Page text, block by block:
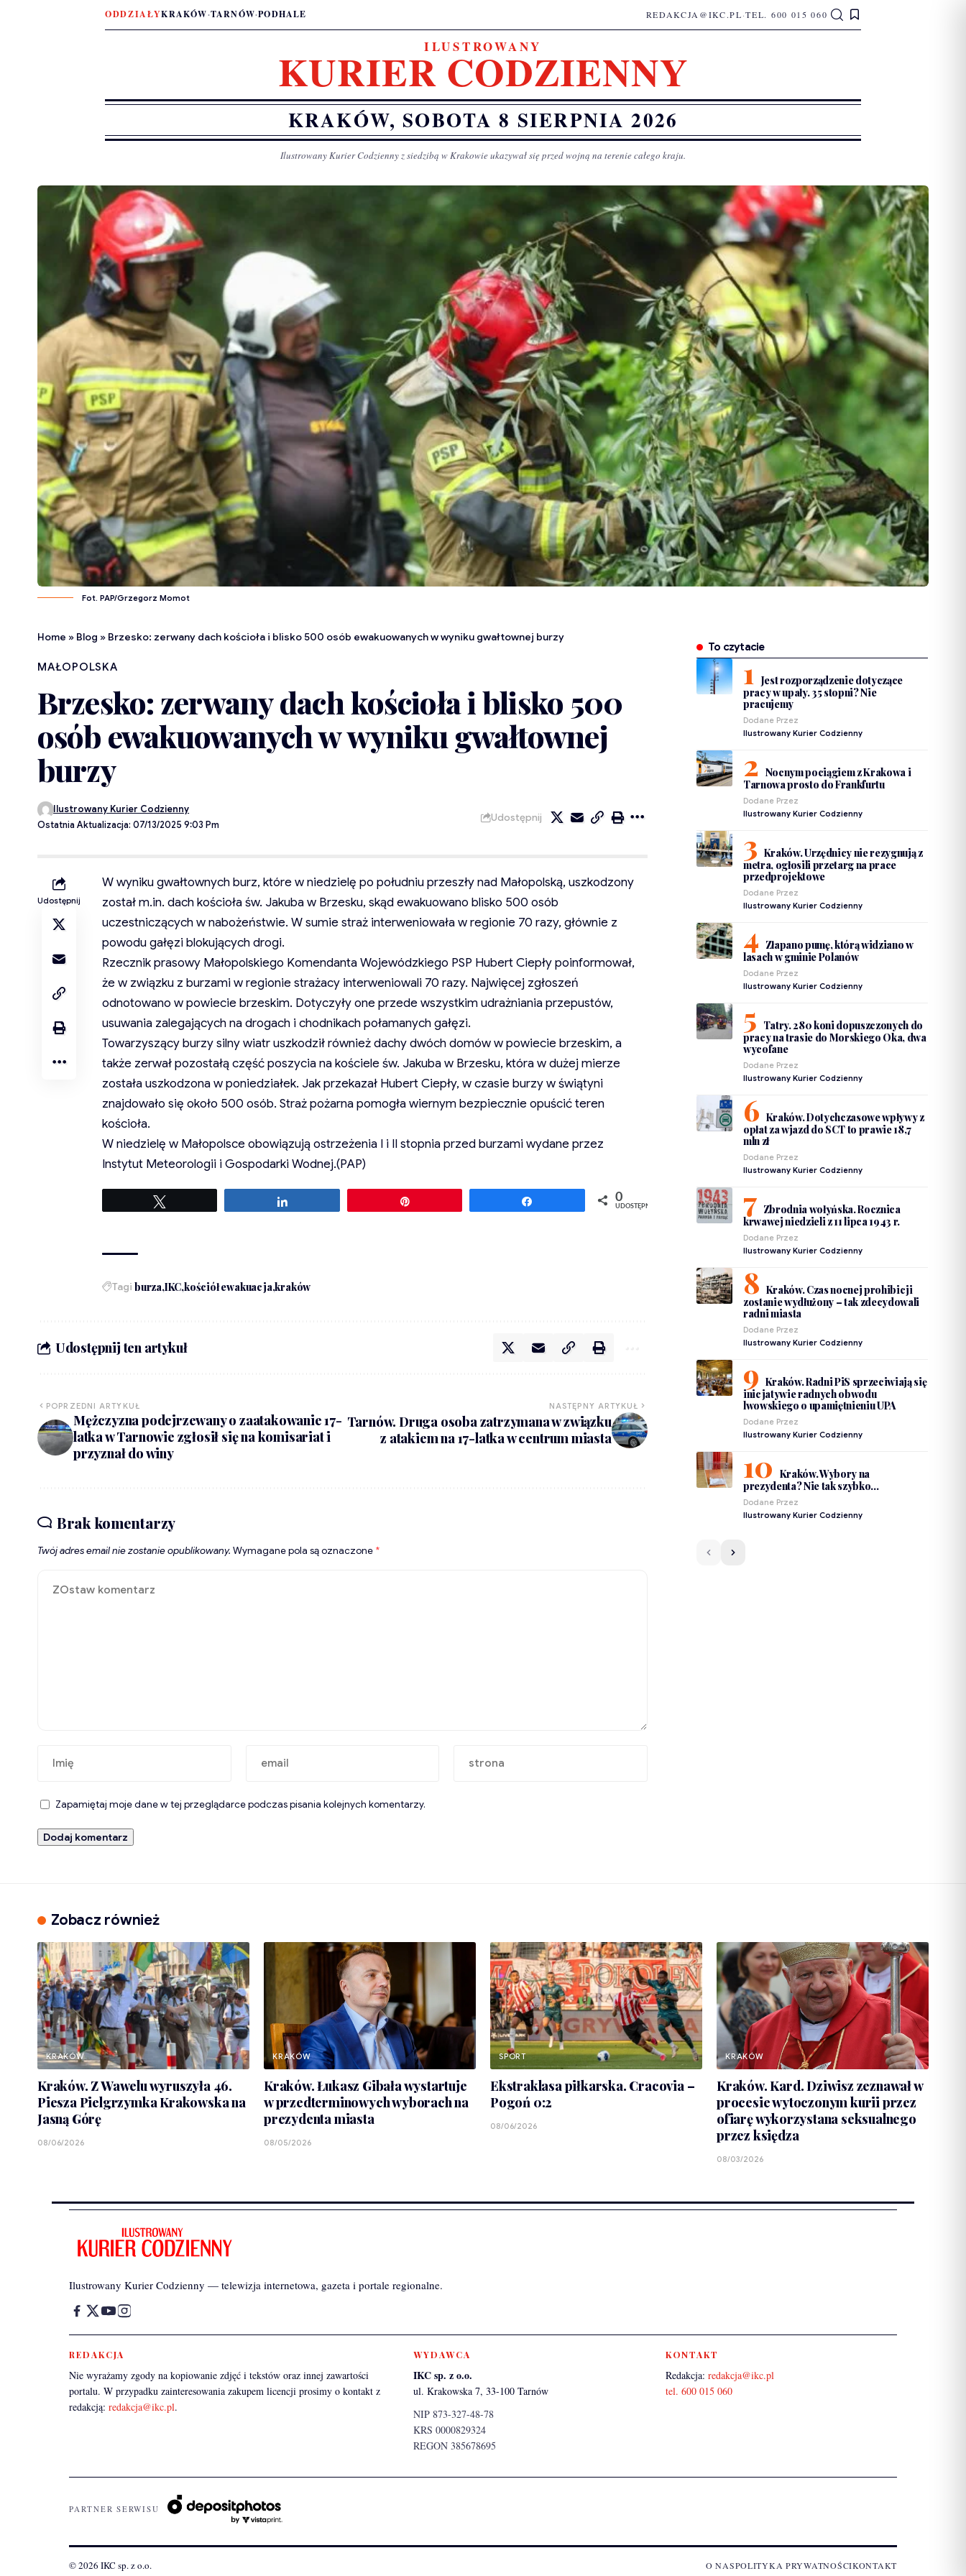
ODDZIAŁYKRAKÓW·TARNÓW·PODHALE REDAKCJA@IKC.PL·TEL. 600 015 060
ILUSTROWANY
KURIER CODZIENNY
KRAKÓW, SOBOTA 8 SIERPNIA 2026
Ilustrowany Kurier Codzienny z siedzibą w Krakowie ukazywał się przed wojną na terenie całego kraju.
Fot. PAP/Grzegorz Momot
Home » Blog » Brzesko: zerwany dach kościoła i blisko 500 osób ewakuowanych w wyniku gwałtownej burzy
MAŁOPOLSKA
Brzesko: zerwany dach kościoła i blisko 500
osób ewakuowanych w wyniku gwałtownej
burzy
Ostatnia Aktualizacja: 07/13/2025 9:03 Pm
Ilustrowany Kurier Codzienny
Udostępnij
Udostępnij
W wyniku gwałtownych burz, które w niedzielę po południu przeszły nad Małopolską, uszkodzony
został m.in. dach kościoła św. Jakuba w Brzesku, skąd ewakuowano blisko 500 osób
uczestniczących w nabożeństwie. W sumie straż interweniowała w regionie 70 razy, głównie z
powodu gałęzi blokujących drogi.
Rzecznik prasowy Małopolskiego Komendanta Wojewódzkiego PSP Hubert Ciepły poinformował,
że w związku z burzami w regionie strażacy interweniowali 70 razy. Najwięcej zgłoszeń
odnotowano w powiecie brzeskim. Dotyczyły one przede wszystkim udrażniania przepustów,
usuwania zalegających na drogach i chodnikach połamanych gałęzi.
Towarzyszący burzy silny wiatr uszkodził również dachy dwóch domów w powiecie brzeskim, a
także zerwał pozostałą część poszycia na kościele św. Jakuba w Brzesku, która w dużej mierze
została uszkodzona w poniedziałek. Jak przekazał Hubert Ciepły, w czasie burzy w świątyni
znajdowało się około 500 osób. Straż pożarna pomogła wiernym bezpiecznie opuścić teren
kościoła.
W niedzielę w Małopolsce obowiązują ostrzeżenia I i II stopnia przed burzami wydane przez
Instytut Meteorologii i Gospodarki Wodnej.(PAP)
0
UDOSTĘPNIEŃ
Tagi burza IKC kościół ewakuacja kraków
Udostępnij ten artykuł
POPRZEDNI ARTYKUŁ
Mężczyzna podejrzewany o zaatakowanie 17-
latka w Tarnowie zgłosił się na komisariat i
przyznał do winy
NASTĘPNY ARTYKUŁ
Tarnów. Druga osoba zatrzymana w związku
z atakiem na 17-latka w centrum miasta
Brak komentarzy
Twój adres email nie zostanie opublikowany. Wymagane pola są oznaczone *
Zapamiętaj moje dane w tej przeglądarce podczas pisania kolejnych komentarzy.
To czytacie
Jest rozporządzenie dotyczące
pracy w upały. 35 stopni? Nie
pracujemy
Dodane Przez
Ilustrowany Kurier Codzienny
Nocnym pociągiem z Krakowa i
Tarnowa prosto do Frankfurtu
Dodane Przez
Ilustrowany Kurier Codzienny
Kraków. Urzędnicy nie rezygnują z
metra, ogłosili przetarg na prace
przedprojektowe
Dodane Przez
Ilustrowany Kurier Codzienny
Złapano pumę, którą widziano w
lasach w gminie Polanów
Dodane Przez
Ilustrowany Kurier Codzienny
Tatry. 280 koni dopuszczonych do
pracy na trasie do Morskiego Oka, dwa
wycofane
Dodane Przez
Ilustrowany Kurier Codzienny
Kraków. Dotychczasowe wpływy z
opłat za wjazd do SCT to prawie 18,7
mln zł
Dodane Przez
Ilustrowany Kurier Codzienny
Zbrodnia wołyńska. Rocznica
krwawej niedzieli z 11 lipca 1943 r.
Dodane Przez
Ilustrowany Kurier Codzienny
Kraków. Czas nocnej prohibicji
zostanie wydłużony – tak zdecydowali
radni miasta
Dodane Przez
Ilustrowany Kurier Codzienny
Kraków. Radni PiS sprzeciwiają się
inicjatywie radnych obwodu
lwowskiego o upamiętnieniu UPA
Dodane Przez
Ilustrowany Kurier Codzienny
Kraków. Wybory na
prezydenta? Nie tak szybko…
Dodane Przez
Ilustrowany Kurier Codzienny
Zobacz również
KRAKÓW
Kraków. Z Wawelu wyruszyła 46.
Piesza Pielgrzymka Krakowska na
Jasną Górę
08/06/2026
KRAKÓW
Kraków. Łukasz Gibała wystartuje
w przedterminowych wyborach na
prezydenta miasta
08/05/2026
SPORT
Ekstraklasa piłkarska. Cracovia –
Pogoń 0:2
08/06/2026
KRAKÓW
Kraków. Kard. Dziwisz zeznawał w
procesie wytoczonym kurii przez
ofiarę wykorzystana seksualnego
przez księdza
08/03/2026
Ilustrowany Kurier Codzienny — telewizja internetowa, gazeta i portale regionalne.
REDAKCJA
Nie wyrażamy zgody na kopiowanie zdjęć i tekstów oraz innej zawartości
portalu. W przypadku zainteresowania zakupem licencji prosimy o kontakt z
redakcją: redakcja@ikc.pl.
WYDAWCA
IKC sp. z o.o.
ul. Krakowska 7, 33-100 Tarnów
NIP 873-327-48-78
KRS 0000829324
REGON 385678695
KONTAKT
Redakcja: redakcja@ikc.pl
tel. 600 015 060
PARTNER SERWISU
© 2026 IKC sp. z o.o. O NASPOLITYKA PRYWATNOŚCIKONTAKT